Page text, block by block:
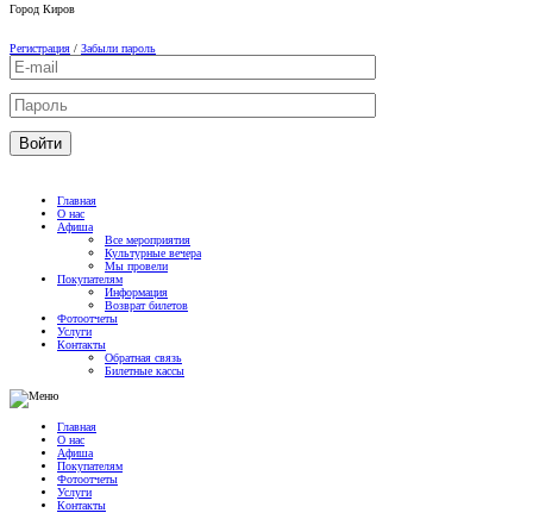
Город Киров
Регистрация / Забыли пароль
Главная
О нас
Афиша
Все мероприятия
Культурные вечера
Мы провели
Покупателям
Информация
Возврат билетов
Фотоотчеты
Услуги
Контакты
Обратная связь
Билетные кассы
Главная
О нас
Афиша
Покупателям
Фотоотчеты
Услуги
Контакты